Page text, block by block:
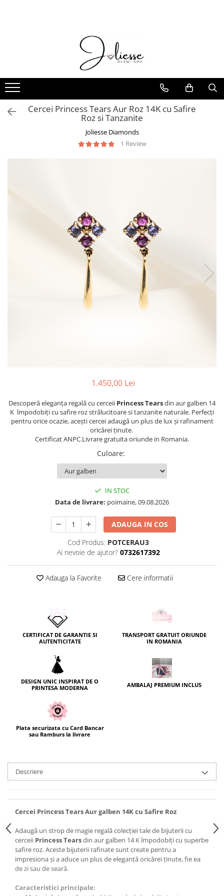
Cadouri adolescente
Cadouri de absolvire
Cadouri pentru Ea
Bijuterii cu diamante naturale
Coliere Pietre Naturale
Baby Joliesse
Cercei Princess Tears Aur Roz 14K cu Safire
Roz si Tanzanite
Joliesse Diamonds
1 Review
1.450,00 Lei
Descoperă eleganța regală cu cerceii Princess Tearsdin aur galben 14
K împodobiți cu safire roz strălucitoare si tanzanite naturale. Perfecți
pentru orice ocazie, acești cercei adaugă un plus de lux și rafinament
oricărei ținute.
Certificat ANPC.Livrare gratuita oriunde in Romania.
Culoare:
IN STOC
Data de livrare: poimaine, 09.08.2026
ADAUGA IN COS
Cod Produs: POTCERAU3
Ai nevoie de ajutor? 0732617392
Adauga la Favorite Cere informatii
CERTIFICAT DE GARANTIE SI
AUTENTICITATE
TRANSPORT GRATUIT ORIUNDE
IN ROMANIA
DESIGN UNIC INSPIRAT DE O
PRINTESA MODERNA
AMBALAJ PREMIUM INCLUS
Plata securizata cu Card Bancar
sau Ramburs la livrare
Descriere
Cercei Princess Tears Aur galben 14K cu Safire Roz
Adaugă un strop de magie regală colecției tale de bijuterii cu
cerceii Princess Tearsdin aur galben 14 K împodobiți cu superbe
safire roz. Aceste bijuterii rafinate sunt create pentru a
impresiona și a aduce un plus de eleganță oricărei ținute, fie ea
de zi sau de seară.
Caracteristici principale: